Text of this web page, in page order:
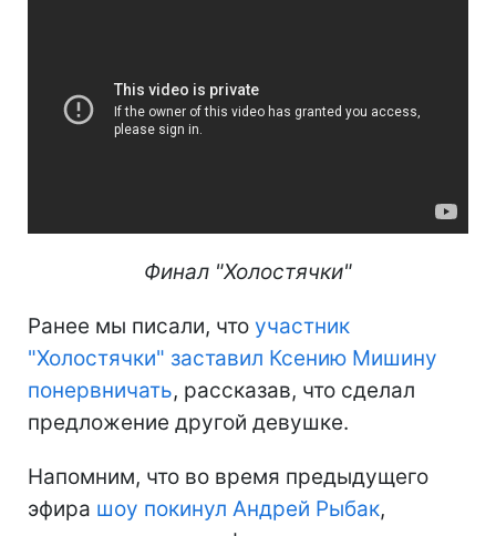
Финал "Холостячки"
Ранее мы писали, что участник
"Холостячки" заставил Ксению Мишину
понервничать, рассказав, что сделал
предложение другой девушке.
Напомним, что во время предыдущего
эфира шоу покинул Андрей Рыбак,